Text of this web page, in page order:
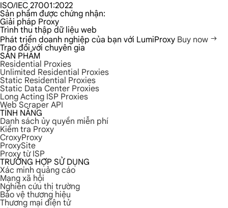
ISO/IEC 27001:2022
Sản phẩm được chứng nhận:
Giải pháp Proxy
Trình thu thập dữ liệu web
Phát triển doanh nghiệp của bạn với LumiProxy Buy now
Trao đổi với chuyên gia
SẢN PHẨM
Residential Proxies
Unlimited Residential Proxies
Static Residential Proxies
Static Data Center Proxies
Long Acting ISP Proxies
Web Scraper API
TÍNH NĂNG
Danh sách ủy quyền miễn phí
Kiểm tra Proxy
CroxyProxy
ProxySite
Proxy từ ISP
TRƯỜNG HỢP SỬ DỤNG
Xác minh quảng cáo
Mạng xã hội
Nghiên cứu thị trường
Bảo vệ thương hiệu
Thương mại điện tử